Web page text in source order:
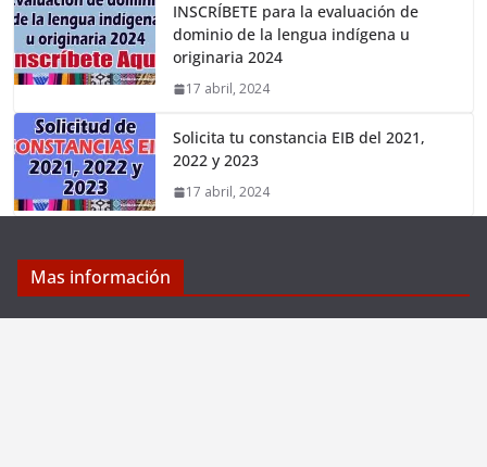
INSCRÍBETE para la evaluación de
dominio de la lengua indígena u
originaria 2024
17 abril, 2024
Solicita tu constancia EIB del 2021,
2022 y 2023
17 abril, 2024
Mas información